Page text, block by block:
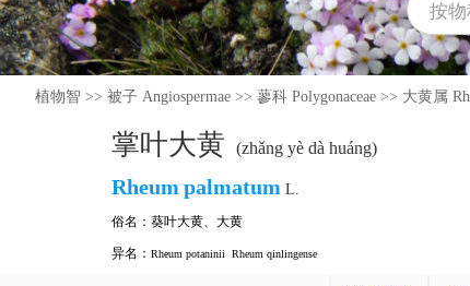
植物智 >> 被子 Angiospermae >> 蓼科 Polygonaceae >> 大黄属
掌叶大黄 (zhǎng yè dà huáng)
Rheum palmatum L.
俗名： 葵叶大黄、 大黄
异名： Rheum potaninii Rheum qinlingense